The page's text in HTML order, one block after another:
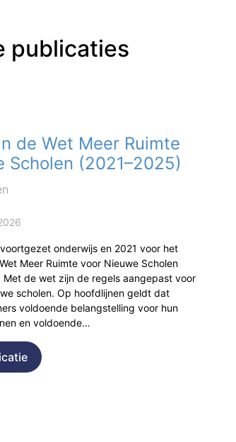
publicaties
de Wet Meer Ruimte
Scholen (2021–2025)
onderwijs en 2021 voor het
Meer Ruimte voor Nieuwe Scholen
Met de wet zijn de regels aangepast voor
scholen. Op hoofdlijnen geldt dat
voldoende belangstelling voor hun
en voldoende…